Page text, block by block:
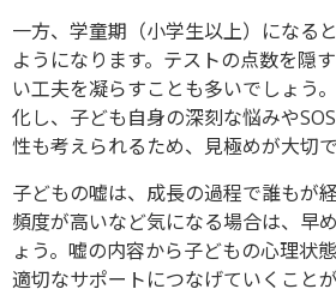
一方、学童期（小学生以上）になる
ようになります。テストの点数を隠
い工夫を凝らすことも多いでしょう
化し、子ども自身の深刻な悩みや
性も考えられるため、見極めが大切で
子どもの嘘は、成長の過程で誰もが
頻度が高いなど気になる場合は、早
ょう。嘘の内容から子どもの心理状
適切なサポートにつなげていくことが